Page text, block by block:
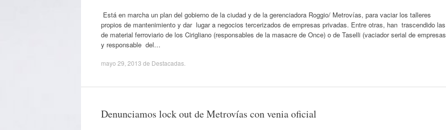
Está en marcha un plan del gobierno de la ciudad y de la gerenciadora Roggio/ Metrovías, para vaciar los talleres
propios de mantenimiento y dar lugar a negocios tercerizados de empresas privadas. Entre otras, han trascendido las
de material ferroviario de los Cirigliano (responsables de la masacre de Once) o de Taselli (vaciador serial de empresas
y responsable del…
mayo 29, 2013 de Destacadas
Denunciamos lock out de Metrovías con venia oficial